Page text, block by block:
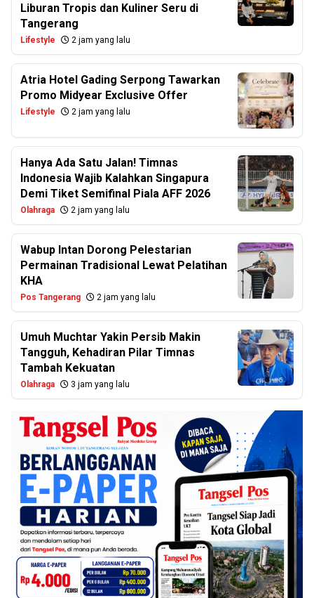
Liburan Tropis dan Kuliner Seru di
Tangerang
Lifestyle 2 jam yang lalu
Atria Hotel Gading Serpong Tawarkan
Promo Midyear Exclusive Offer
Lifestyle 2 jam yang lalu
Hanya Ada Satu Jalan! Timnas
Indonesia Wajib Kalahkan Singapura
Demi Tiket Semifinal Piala AFF 2026
Olahraga 2 jam yang lalu
Wabup Intan Dorong Pelestarian
Permainan Tradisional Lewat Pelatihan
KHA
Pos Tangerang 2 jam yang lalu
Umuh Muchtar Yakin Persib Makin
Tangguh, Kehadiran Pilar Timnas
Tambah Kekuatan
Olahraga 3 jam yang lalu